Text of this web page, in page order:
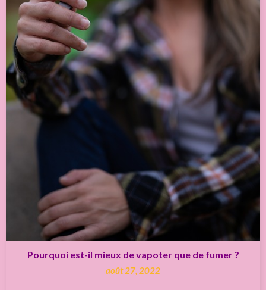
Pourquoi est-il mieux de vapoter que de fumer ?
août 27, 2022